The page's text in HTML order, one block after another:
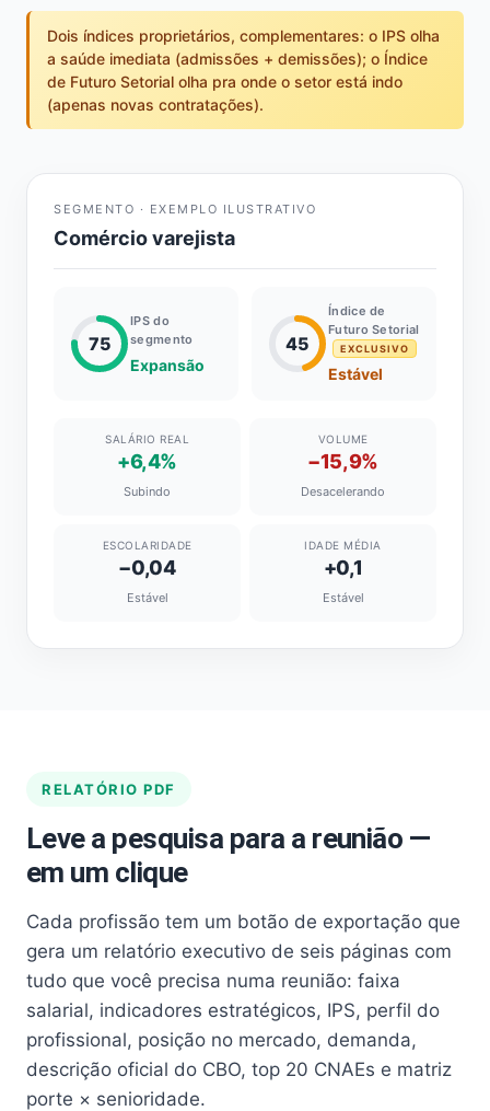
Dois índices proprietários, complementares: o IPS olha
a saúde imediata (admissões + demissões); o Índice
de Futuro Setorial olha pra onde o setor está indo
(apenas novas contratações).
SEGMENTO · EXEMPLO ILUSTRATIVO
Comércio varejista
75
IPS do
segmento
Expansão
45
Índice de
Futuro Setorial
EXCLUSIVO
Estável
SALÁRIO REAL
+6,4%
Subindo
VOLUME
−15,9%
Desacelerando
ESCOLARIDADE
−0,04
Estável
IDADE MÉDIA
+0,1
Estável
RELATÓRIO PDF
Leve a pesquisa para a reunião —
em um clique
Cada profissão tem um botão de exportação que
gera um relatório executivo de seis páginas com
tudo que você precisa numa reunião: faixa
salarial, indicadores estratégicos, IPS, perfil do
profissional, posição no mercado, demanda,
descrição oficial do CBO, top 20 CNAEs e matriz
porte × senioridade.